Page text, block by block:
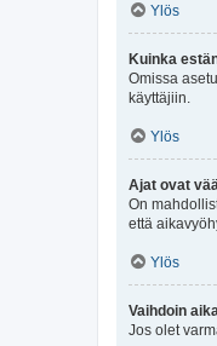
Ylös
Kuinka
Omissa
käyttäjiin.
Ylös
Ajat ovat
On
että
Ylös
Vaihdoin
Jos olet